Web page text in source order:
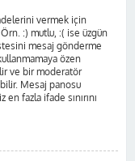
vermek için
:) mutlu, :( ise üzgün
mesaj gönderme
özen
ve bir moderatör
Mesaj panosu
fazla ifade sınırını